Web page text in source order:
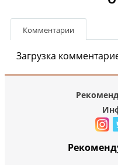
Комментарии
Загрузка